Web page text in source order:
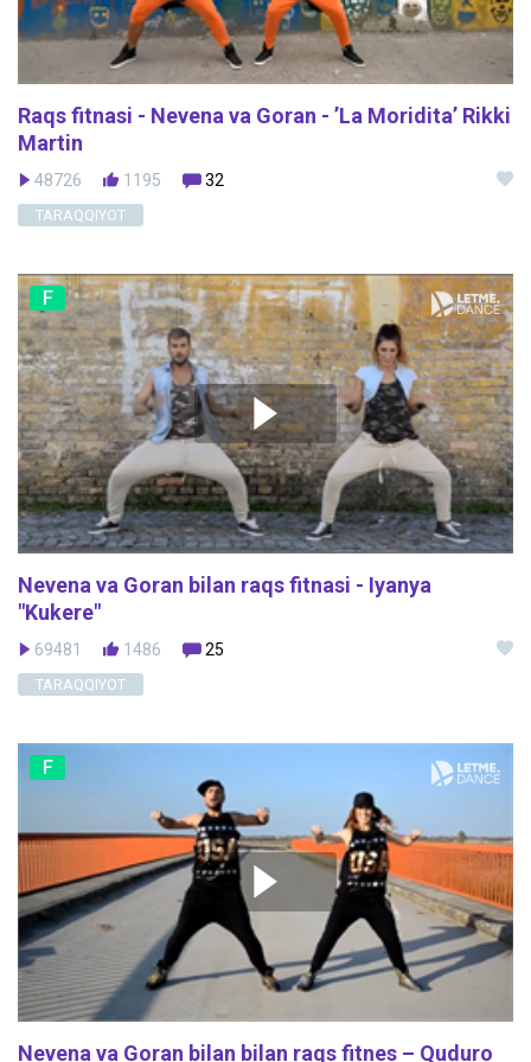
Raqs fitnasi - Nevena va Goran - ’La Moridita’ Rikki
Martin
48726 1195 32
TARAQQIYOT
F
Nevena va Goran bilan raqs fitnasi - Iyanya
"Kukere"
69481 1486 25
TARAQQIYOT
F
Nevena va Goran bilan bilan raqs fitnes – Quduro